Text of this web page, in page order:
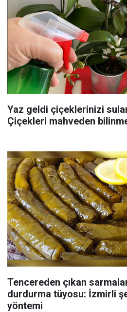
Yaz geldi çiçeklerinizi
Çiçekleri mahveden
Tencereden çıkan
durdurma tüyosu: İzmirli
yöntemi